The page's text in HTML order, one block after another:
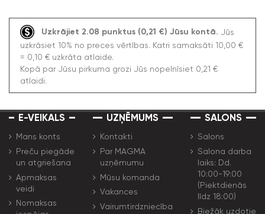
Uzkrājiet 2.08 punktus (0,21 €) Jūsu kontā.
Jūs
uzkrāsiet 10% no preces vērtības. Katri samaksāti 10,00 €
= 0,10 € uzkrāta atlaide.
Kopā par Jūsu pirkuma grozi Jūs nopelnīsiet 0,21 €
atlaidi.
E-VEIKALS
Mans konts
Preču piegāde
un atgriešana
Apmaksas
veidi
Nomaksas
UZŅĒMUMS
Kontakti
Par MAGMA
uzņēmumu
Mūsu komanda
Vakances
Vairumtirdzniecība
SALONS
Salons
Salona darba
laiks: Dd.
10:00-19:00
(Piektdienās
līdz 18:00)
Biežāk uzdotie